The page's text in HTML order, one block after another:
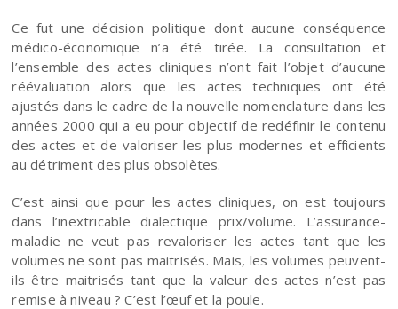
Ce fut une décision politique dont aucune conséquence
médico-économique n’a été tirée. La consultation et
l’ensemble des actes cliniques n’ont fait l’objet d’aucune
réévaluation alors que les actes techniques ont été
ajustés dans le cadre de la nouvelle nomenclature dans les
années 2000 qui a eu pour objectif de redéfinir le contenu
des actes et de valoriser les plus modernes et efficients
au détriment des plus obsolètes.
C’est ainsi que pour les actes cliniques, on est toujours
dans l’inextricable dialectique prix/volume. L’assurance-
maladie ne veut pas revaloriser les actes tant que les
volumes ne sont pas maitrisés. Mais, les volumes peuvent-
ils être maitrisés tant que la valeur des actes n’est pas
remise à niveau ? C’est l’œuf et la poule.